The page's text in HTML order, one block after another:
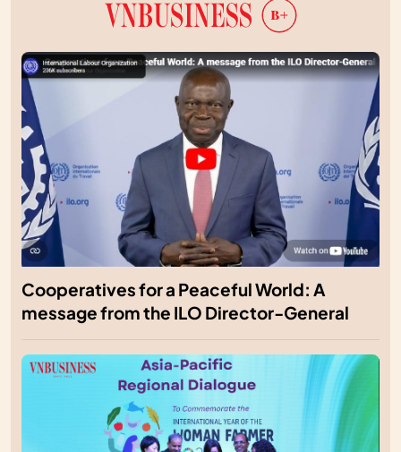
Cooperatives for a Peaceful World: A
message from the ILO Director-General